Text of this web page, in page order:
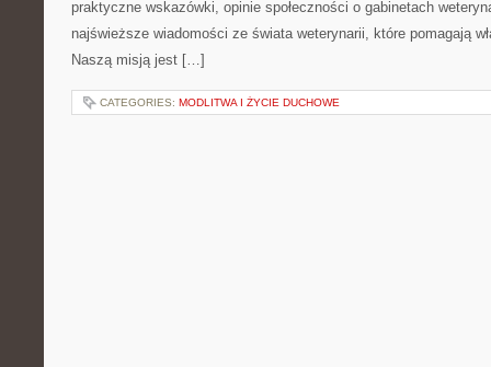
praktyczne wskazówki, opinie społeczności o gabinetach
najświeższe wiadomości ze świata weterynarii, które pomagają
Naszą misją jest […]
CATEGORIES: MODLITWA I ŻYCIE DUCHOWE